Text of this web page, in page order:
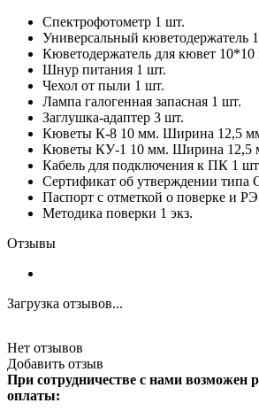
Спектрофотометр 1 шт.
Универсальный кюветодержатель
Кюветодержатель для кювет
Шнур питания 1 шт.
Чехол от пыли 1 шт.
Лампа галогенная запасная 1 шт.
Заглушка-адаптер 3 шт.
Кюветы К-8 10 мм. Ширина 12,5
Кюветы КУ-1 10 мм. Ширина 12,5
Кабель для подключения к ПК 1
Сертификат об утверждении типа
Паспорт с отметкой о поверке и РЭ
Методика поверки 1 экз.
Отзывы
Загрузка отзывов...
Нет отзывов
Добавить отзыв
При сотрудничестве с нами возможен
оплаты: